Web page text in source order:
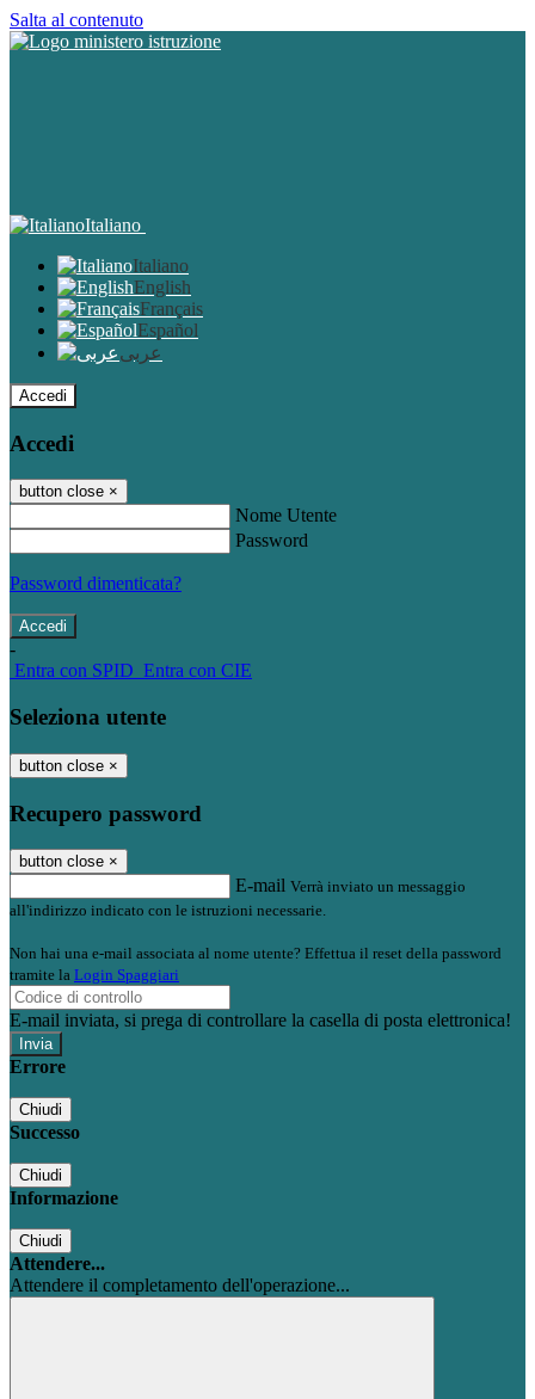
Salta al contenuto
Italiano
Italiano
English
Français
Español
عربى
Accedi
Accedi
button close ×
Nome Utente
Password
Password dimenticata?
-
Entra con SPID Entra con CIE
Seleziona utente
button close ×
Recupero password
button close ×
E-mail Verrà inviato un messaggio
all'indirizzo indicato con le istruzioni necessarie.
Non hai una e-mail associata al nome utente? Effettua il reset della password
tramite la Login Spaggiari
E-mail inviata, si prega di controllare la casella di posta elettronica!
Errore
Chiudi
Successo
Chiudi
Informazione
Chiudi
Attendere...
Attendere il completamento dell'operazione...